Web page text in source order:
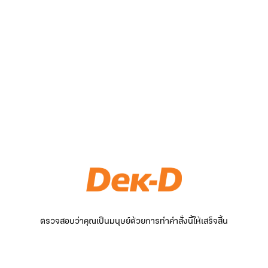
ตรวจสอบว่าคุณเป็นมนุษย์ด้วยการทำคำสั่งนี้ให้เสร็จสิ้น